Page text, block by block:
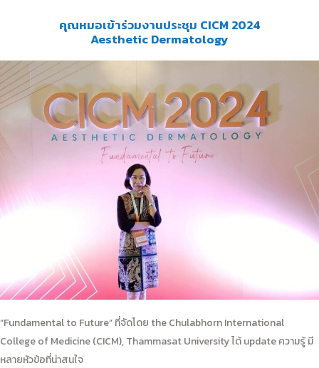
คุณหมอเข้าร่วมงานประชุม CICM 2024
Aesthetic Dermatology
“Fundamental to Future” ที่จัดโดย the Chulabhorn International
College of Medicine (CICM), Thammasat University ได้ update ความรู้ มี
หลายหัวข้อที่น่าสนใจ